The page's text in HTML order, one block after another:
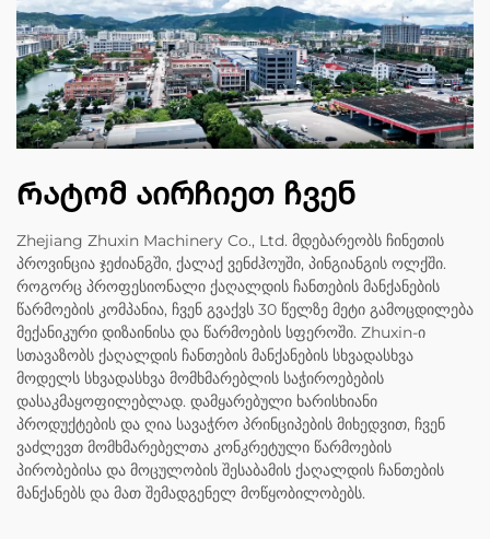
Რატომ აირჩიეთ ჩვენ
Zhejiang Zhuxin Machinery Co., Ltd. მდებარეობს ჩინეთის
პროვინცია ჯეძიანგში, ქალაქ ვენძჰოუში, პინგიანგის ოლქში.
როგორც პროფესიონალი ქაღალდის ჩანთების მანქანების
წარმოების კომპანია, ჩვენ გვაქვს 30 წელზე მეტი გამოცდილება
მექანიკური დიზაინისა და წარმოების სფეროში. Zhuxin-ი
სთავაზობს ქაღალდის ჩანთების მანქანების სხვადასხვა
მოდელს სხვადასხვა მომხმარებლის საჭიროებების
დასაკმაყოფილებლად. დამყარებული ხარისხიანი
პროდუქტების და ღია სავაჭრო პრინციპების მიხედვით, ჩვენ
ვაძლევთ მომხმარებელთა კონკრეტული წარმოების
პირობებისა და მოცულობის შესაბამის ქაღალდის ჩანთების
მანქანებს და მათ შემადგენელ მოწყობილობებს.